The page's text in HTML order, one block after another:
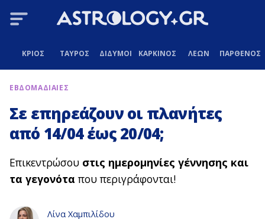
ΚΡΙΟΣ ΤΑΥΡΟΣ ΔΙΔΥΜΟΙ ΚΑΡΚΙΝΟΣ ΛΕΩΝ ΠΑΡΘΕΝΟΣ
ΕΒΔΟΜΑΔΙΑΙΕΣ
Σε επηρεάζουν οι πλανήτες
από 14/04 έως 20/04;
Επικεντρώσου στις ημερομηνίες γέννησης και
τα γεγονότα που περιγράφονται!
Λίνα Χαμπιλίδου